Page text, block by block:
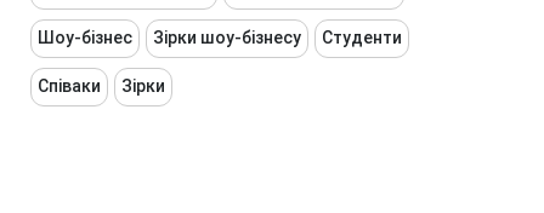
Шоу-бізнес Зірки шоу-бізнесу Студенти
Співаки Зірки